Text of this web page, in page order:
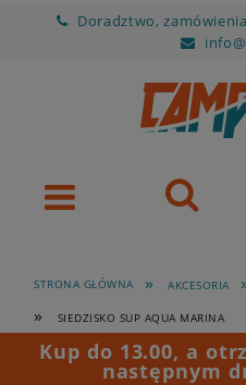
Doradztwo,
STRONA GŁÓWNA » AKCESORIA
» SIEDZISKO SUP AQUA MARINA
Kup do 13.00, a
następnym